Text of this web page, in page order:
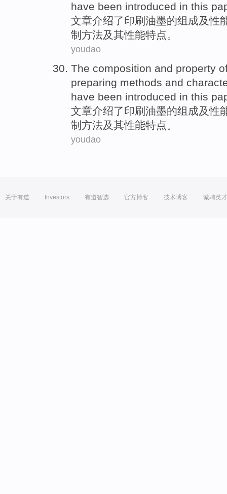
have been introduced in this
文章介绍了印刷 油墨的组成及性
制 方法及其性能特点。
youdao
The composition and property
preparing methods and
have been introduced in this
文章介绍了印刷 油墨的组成及性
制 方法及其性能特点。
youdao
关于有道 Investors 有道智选 官方博客 技术博客 诚聘英才